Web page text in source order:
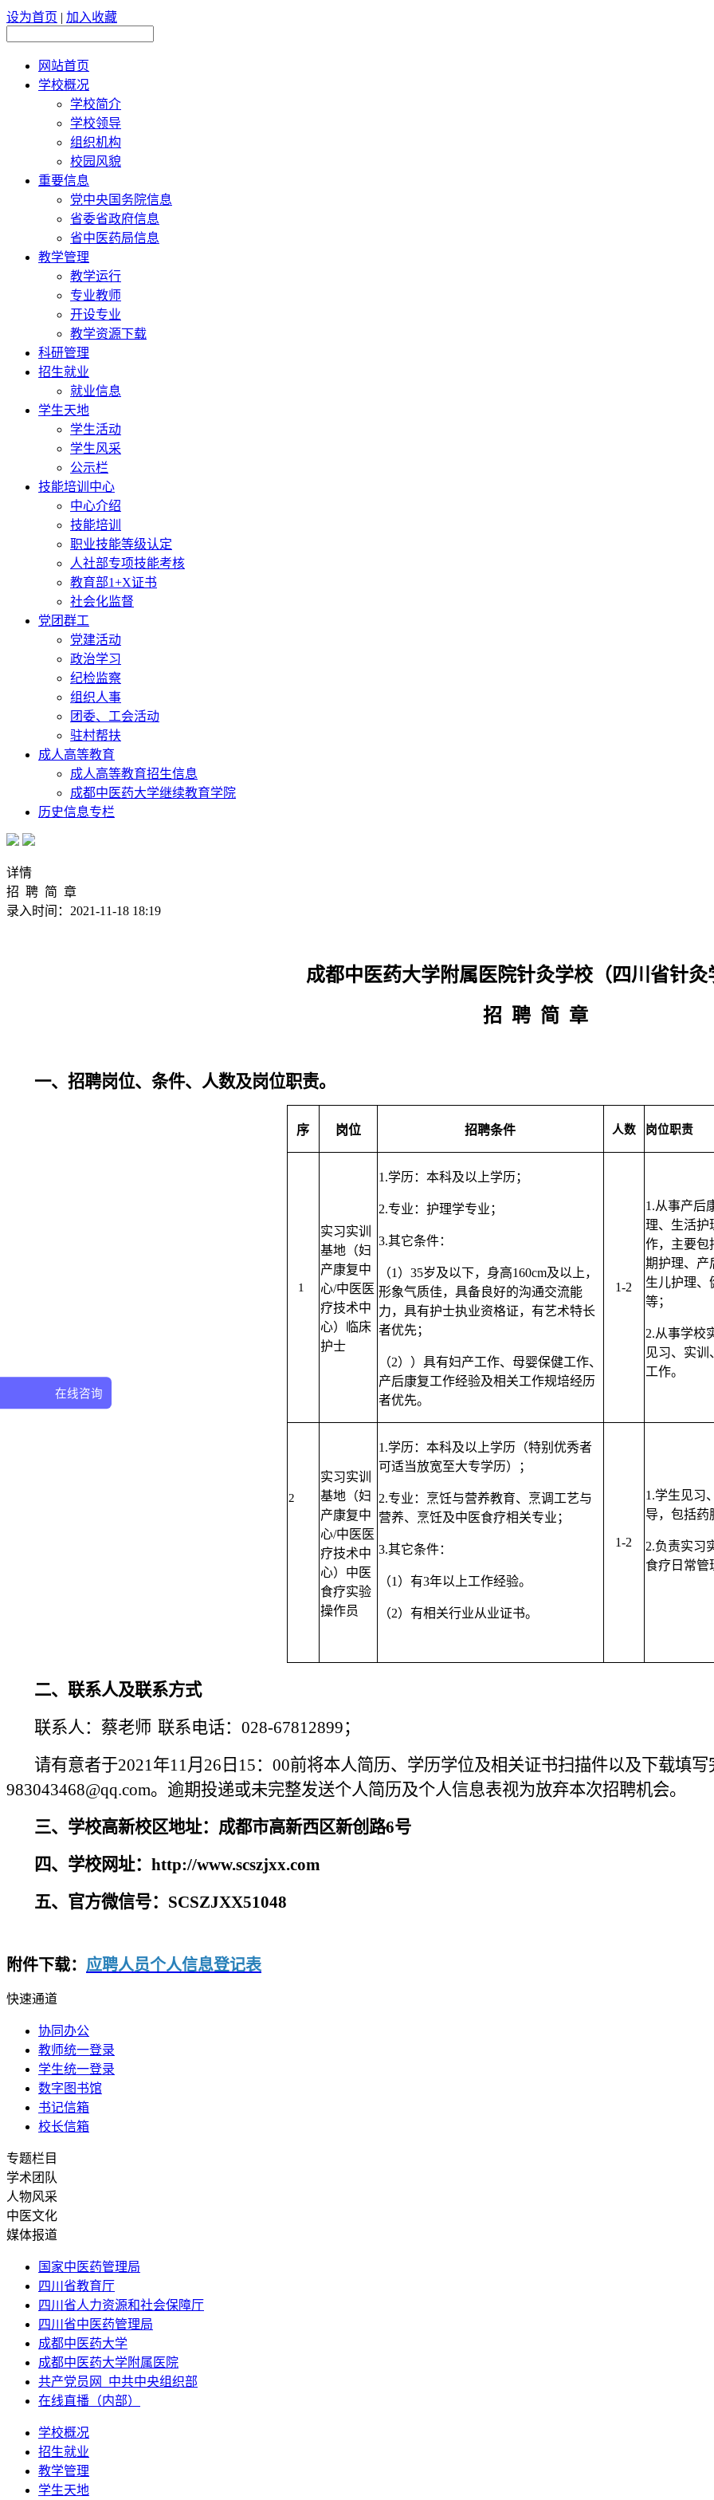
设为首页 | 加入收藏
网站首页
学校概况
学校简介
学校领导
组织机构
校园风貌
重要信息
党中央国务院信息
省委省政府信息
省中医药局信息
教学管理
教学运行
专业教师
开设专业
教学资源下载
科研管理
招生就业
就业信息
学生天地
学生活动
学生风采
公示栏
技能培训中心
中心介绍
技能培训
职业技能等级认定
人社部专项技能考核
教育部1+X证书
社会化监督
党团群工
党建活动
政治学习
纪检监察
组织人事
团委、工会活动
驻村帮扶
成人高等教育
成人高等教育招生信息
成都中医药大学继续教育学院
历史信息专栏
详情
招 聘 简 章
录入时间：2021-11-18 18:19
成都中医药大学附属医院针灸学校（四川省针灸
招 聘 简 章
一、招聘岗位、条件、人数及岗位职责。
序 岗位 招聘条件 人数 岗位职责
1
实习实训
基地（妇
产康复中
心/中医医
疗技术中
心）临床
护士
1.学历： 本科及以上学历；
2.专业：护理学专业；
3.其它条件：
（1）35岁及以下，身高160cm及以上，
形象气质佳，具备良好的沟通交流能
力，具有护士执业资格证，有艺术特长
者优先；
（2）） 具有妇产工作、母婴保健工作、
产后康复工作经验及相关工作规培经历
者优先。
1-2
1.从事产后
理、生活护
作，主要包
期护理、产
生儿护理、
等；
2.从事学校
见习、 实训
工作。
2
实习实训
基地（妇
产康复中
心/中医医
疗技术中
心）中医
食疗实验
操作员
1.学历： 本科及以上学历 （特别优秀者
可适当放宽至大专学历）
；
2.专业： 烹饪与营养教育、烹调工艺与
营养、烹饪及中医食疗相关专业；
3.其它条件：
（1 ） 有3年以上工作经验。
（2） 有相关行业从业证书。
1-2
1.学生见习
导，包括药
2.负责实习
食疗日常管
二、联系人及联系方式
联系人：蔡老师 联系电话： 028-67812899；
请有意者于2021年11月26日15：00前将本人简历、学历学位及相关证书扫描件以及下载填
983043468@qq.com。逾期投递或未完整发送个人简历及个人信息表视为放弃本次招聘机会。
三、学校高新校区地址：成都市高新西区新创路6号
四、学校网址：http://www.scszjxx.com
五、官方微信号：SCSZJXX51048
附件下载： 应聘人员个人信息登记表
快速通道
协同办公
教师统一登录
学生统一登录
数字图书馆
书记信箱
校长信箱
专题栏目
学术团队
人物风采
中医文化
媒体报道
国家中医药管理局
四川省教育厅
四川省人力资源和社会保障厅
四川省中医药管理局
成都中医药大学
成都中医药大学附属医院
共产党员网_中共中央组织部
在线直播（内部）
学校概况
招生就业
教学管理
学生天地
在线咨询